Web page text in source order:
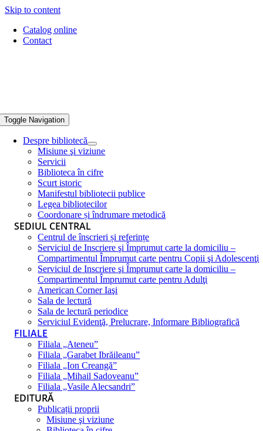
Skip to content
Catalog online
Contact
Toggle Navigation
Despre bibliotecă
Misiune şi viziune
Servicii
Biblioteca în cifre
Scurt istoric
Manifestul bibliotecii publice
Legea bibliotecilor
Coordonare și îndrumare metodică
SEDIUL CENTRAL
Centrul de înscrieri și referințe
Serviciul de Inscriere şi Împrumut carte la domiciliu –
Compartimentul Împrumut carte pentru Copii şi Adolescenţi
Serviciul de Inscriere şi Împrumut carte la domiciliu –
Compartimentul Împrumut carte pentru Adulţi
American Corner Iaşi
Sala de lectură
Sala de lectură periodice
Serviciul Evidenţă, Prelucrare, Informare Bibliografică
FILIALE
Filiala „Ateneu”
Filiala „Garabet Ibrăileanu”
Filiala „Ion Creangă”
Filiala „Mihail Sadoveanu”
Filiala „Vasile Alecsandri”
EDITURĂ
Publicații proprii
Misiune şi viziune